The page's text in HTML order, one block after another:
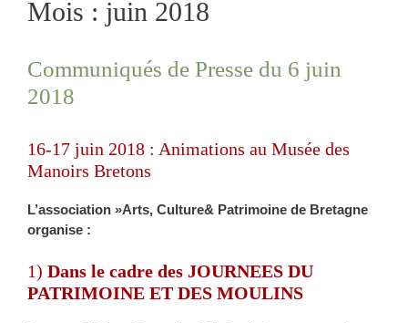
Mois : juin 2018
Communiqués de Presse du 6 juin
2018
16-17 juin 2018 : Animations au Musée des
Manoirs Bretons
L’association »Arts, Culture& Patrimoine de Bretagne
organise :
1) Dans le cadre des JOURNEES DU
PATRIMOINE ET DES MOULINS